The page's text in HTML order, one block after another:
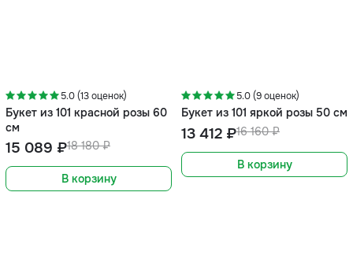
5.0 (13 оценок)
Букет из 101 красной розы 60
см
18 180 ₽
15 089 ₽
В корзину
5.0 (9 оценок)
Букет из 101 яркой розы 50 см
16 160 ₽
13 412 ₽
В корзину